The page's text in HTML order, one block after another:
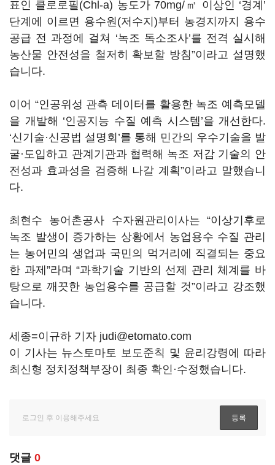
표인 클로로필(Chl-a) 농도가 70mg/㎥ 이상인 ‘경계’
단계에 이르면 용수원(저수지)부터 농경지까지 용수
공급 전 과정에 걸쳐 ‘녹조 독소조사’를 전격 실시해
농산물 안전성을 철저히 확보할 방침”이라고 설명했
습니다.
이어 “인공위성 관측 데이터를 활용한 녹조 예측모델
을 개발해 ‘인공지능 수질 예측 시스템’을 개선한다.
‘신기술·신공법 설명회’를 통해 민간의 우수기술을 발
굴·도입하고 관계기관과 협력해 녹조 저감 기술의 안
전성과 효과성을 검증해 나갈 계획”이라고 말했습니
다.
최현수 농어촌공사 수자원관리이사는 “이상기후로
녹조 발생이 증가하는 상황에서 농업용수 수질 관리
는 농어민의 생업과 국민의 먹거리에 직결되는 중요
한 과제”라며 “과학기술 기반의 선제 관리 체계를 바
탕으로 깨끗한 농업용수를 공급할 것”이라고 강조했
습니다.
세종=이규하 기자 judi@etomato.com
이 기사는 뉴스토마토 보도준칙 및 윤리강령에 따라
최신형 정치정책부장이 최종 확인·수정했습니다.
댓글 0